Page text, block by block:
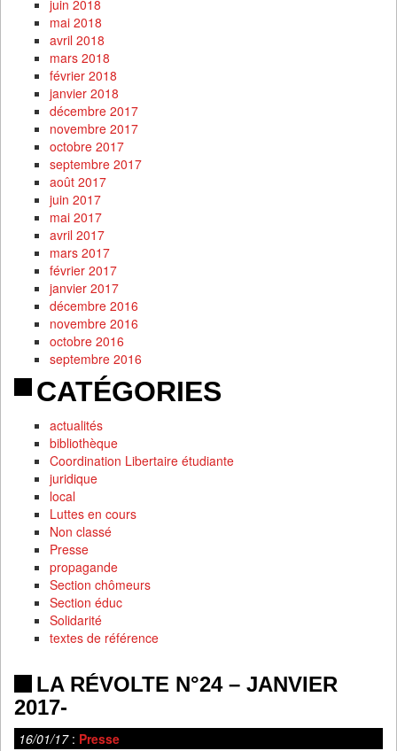
juin 2018
mai 2018
avril 2018
mars 2018
février 2018
janvier 2018
décembre 2017
novembre 2017
octobre 2017
septembre 2017
août 2017
juin 2017
mai 2017
avril 2017
mars 2017
février 2017
janvier 2017
décembre 2016
novembre 2016
octobre 2016
septembre 2016
CATÉGORIES
actualités
bibliothèque
Coordination Libertaire étudiante
juridique
local
Luttes en cours
Non classé
Presse
propagande
Section chômeurs
Section éduc
Solidarité
textes de référence
LA RÉVOLTE N°24 – JANVIER
2017-
16/01/17: Presse